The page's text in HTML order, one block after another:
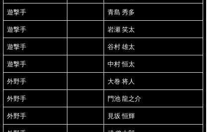
遊撃手 青島 秀多
遊撃手 岩瀬 笑太
遊撃手 谷村 雄太
遊撃手 中村 恒太
外野手 大巻 将人
外野手 門池 龍之介
外野手 見坂 恒輝